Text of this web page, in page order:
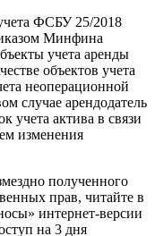
ФСБУ 25/2018
Минфина
учета аренды
объектов учета
неоперационной
случае арендодатель
учета актива в связи
изменения
полученного
прав, читайте в
интернет-версии
на 3 дня